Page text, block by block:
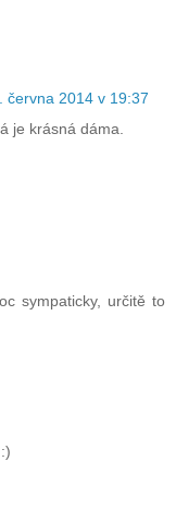
června 2014 v 19:37
je krásná dáma.
sympaticky, určitě to